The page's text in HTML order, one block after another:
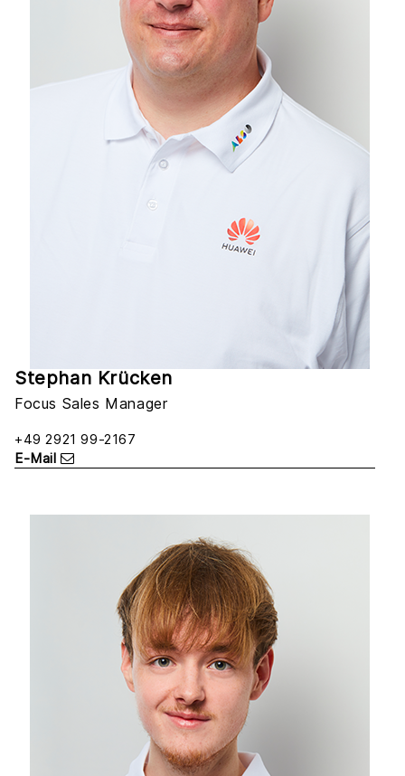
Stephan Krücken
Focus Sales Manager
+49 2921 99-2167
E-Mail